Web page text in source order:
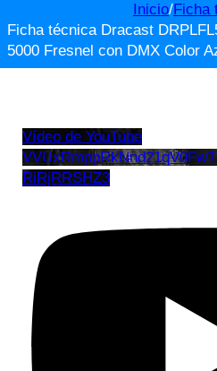
Inicio/Ficha
Ficha técnica Dracast
5000 Fresnel con DMX Color
Vídeo de YouTube
RiRjRRSHZ3